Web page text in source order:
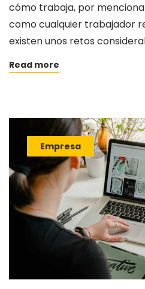
cómo trabaja, por
como cualquier trabajador
existen unos retos
Read more
Empresa